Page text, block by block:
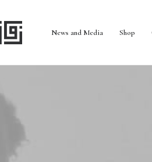
News and Media Shop